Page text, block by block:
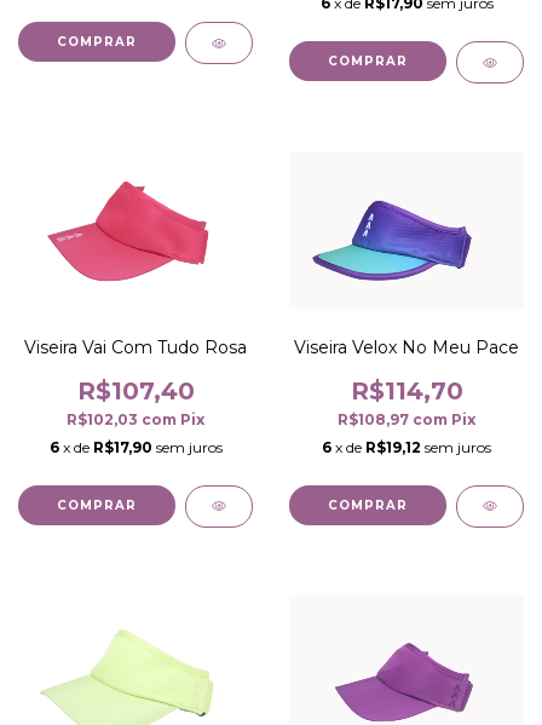
COMPRAR
COMPRAR
Viseira Vai Com Tudo Rosa
R$107,40
R$102,03 com Pix
6 x de R$17,90 sem juros
COMPRAR
Viseira Velox No Meu Pace
R$114,70
R$108,97 com Pix
6 x de R$19,12 sem juros
COMPRAR